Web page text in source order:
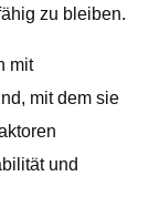
zu bleiben.
mit
mit dem sie
und